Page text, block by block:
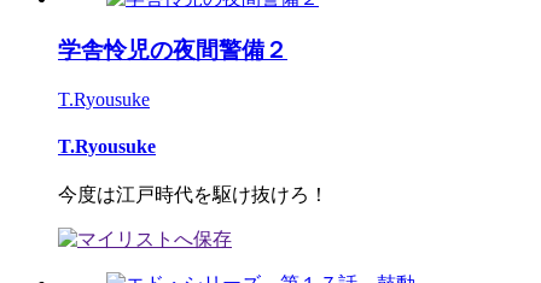
学舎怜児の夜間警備２
T.Ryousuke
T.Ryousuke
今度は江戸時代を駆け抜けろ！